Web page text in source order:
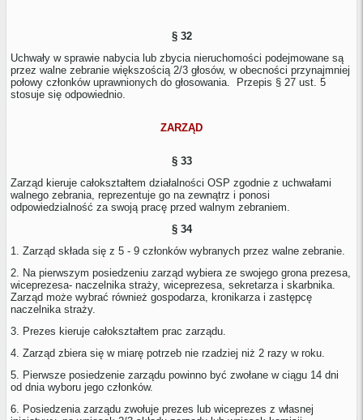
§ 32
Uchwały w sprawie nabycia lub zbycia nieruchomości podejmowane są
przez walne zebranie większością 2/3 głosów, w obecności przynajmniej
połowy członków uprawnionych do głosowania. Przepis § 27 ust. 5
stosuje się odpowiednio.
ZARZĄD
§ 33
Zarząd kieruje całokształtem działalności OSP zgodnie z uchwałami
walnego zebrania, reprezentuje go na zewnątrz i ponosi
odpowiedzialność za swoją pracę przed walnym zebraniem.
§ 34
1. Zarząd składa się z 5 - 9 członków wybranych przez walne zebranie.
2. Na pierwszym posiedzeniu zarząd wybiera ze swojego grona prezesa,
wiceprezesa- naczelnika straży, wiceprezesa, sekretarza i skarbnika.
Zarząd może wybrać również gospodarza, kronikarza i zastępcę
naczelnika straży.
3. Prezes kieruje całokształtem prac zarządu.
4. Zarząd zbiera się w miarę potrzeb nie rzadziej niż 2 razy w roku.
5. Pierwsze posiedzenie zarządu powinno być zwołane w ciągu 14 dni
od dnia wyboru jego członków.
6. Posiedzenia zarządu zwołuje prezes lub wiceprezes z własnej